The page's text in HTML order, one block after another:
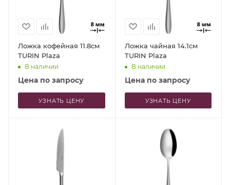
Ложка кофейная 11.8см
TURIN Plaza
В наличии
Цена по запросу
УЗНАТЬ ЦЕНУ
Ложка чайная 14.1см
TURIN Plaza
В наличии
Цена по запросу
УЗНАТЬ ЦЕНУ